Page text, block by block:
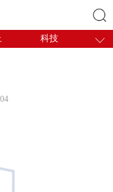
搜索
科技